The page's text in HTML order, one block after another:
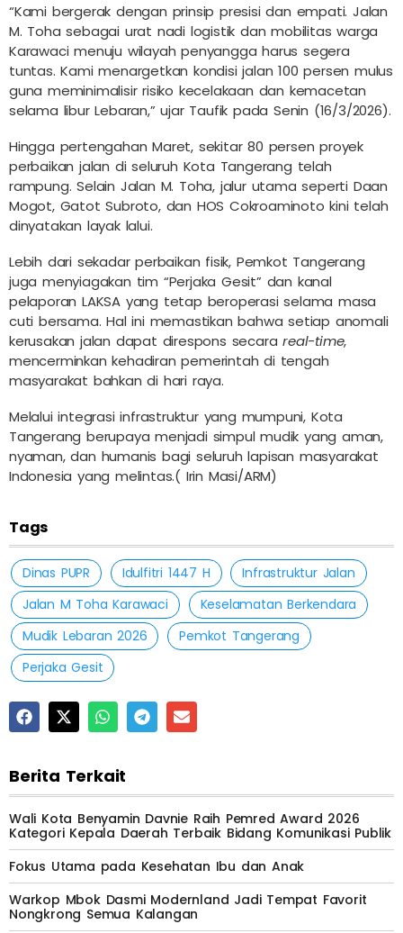
“Kami bergerak dengan prinsip presisi dan empati. Jalan
M. Toha sebagai urat nadi logistik dan mobilitas warga
Karawaci menuju wilayah penyangga harus segera
tuntas. Kami menargetkan kondisi jalan 100 persen mulus
guna meminimalisir risiko kecelakaan dan kemacetan
selama libur Lebaran,” ujar Taufik pada Senin (16/3/2026).
Hingga pertengahan Maret, sekitar 80 persen proyek
perbaikan jalan di seluruh Kota Tangerang telah
rampung. Selain Jalan M. Toha, jalur utama seperti Daan
Mogot, Gatot Subroto, dan HOS Cokroaminoto kini telah
dinyatakan layak lalui.
Lebih dari sekadar perbaikan fisik, Pemkot Tangerang
juga menyiagakan tim “Perjaka Gesit” dan kanal
pelaporan LAKSA yang tetap beroperasi selama masa
cuti bersama. Hal ini memastikan bahwa setiap anomali
kerusakan jalan dapat direspons secarareal-time,
mencerminkan kehadiran pemerintah di tengah
masyarakat bahkan di hari raya.
Melalui integrasi infrastruktur yang mumpuni, Kota
Tangerang berupaya menjadi simpul mudik yang aman,
nyaman, dan humanis bagi seluruh lapisan masyarakat
Indonesia yang melintas.( Irin Masi/ARM)
Tags
Dinas PUPR Idulfitri 1447 H
Infrastruktur Jalan
Jalan M Toha Karawaci
Keselamatan Berkendara
Mudik Lebaran 2026
Pemkot Tangerang
Perjaka Gesit
Berita Terkait
Wali Kota Benyamin Davnie Raih Pemred Award 2026
Kategori Kepala Daerah Terbaik Bidang Komunikasi Publik
Fokus Utama pada Kesehatan Ibu dan Anak
Warkop Mbok Dasmi Modernland Jadi Tempat Favorit
Nongkrong Semua Kalangan